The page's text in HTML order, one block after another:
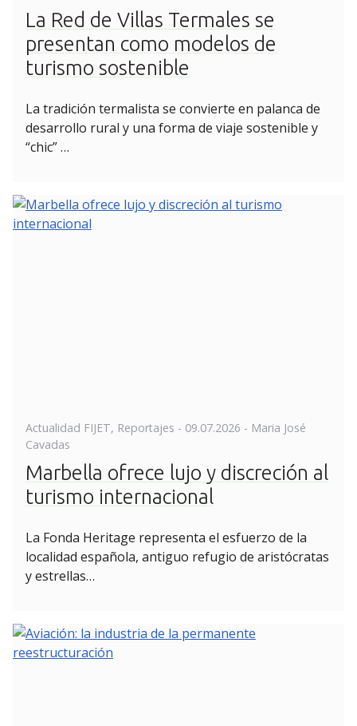
La Red de Villas Termales se
presentan como modelos de
turismo sostenible
La tradición termalista se convierte en palanca de
desarrollo rural y una forma de viaje sostenible y
“chic” …
Actualidad FIJET, Reportajes - Posted
09.07.2026 - Maria José
Cavadas
Marbella ofrece lujo y discreción al
turismo internacional
La Fonda Heritage representa el esfuerzo de la
localidad española, antiguo refugio de aristócratas
y estrellas…